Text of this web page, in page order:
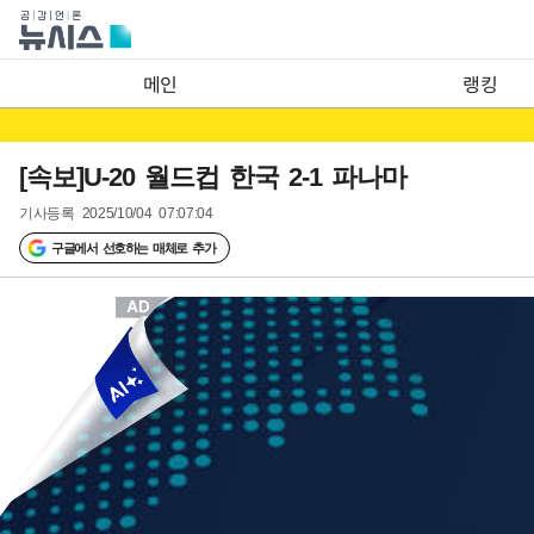
메인 랭킹
[속보]U-20 월드컵 한국 2-1 파나마
기사등록 2025/10/04 07:07:04
구글에서 선호하는 매체로 추가